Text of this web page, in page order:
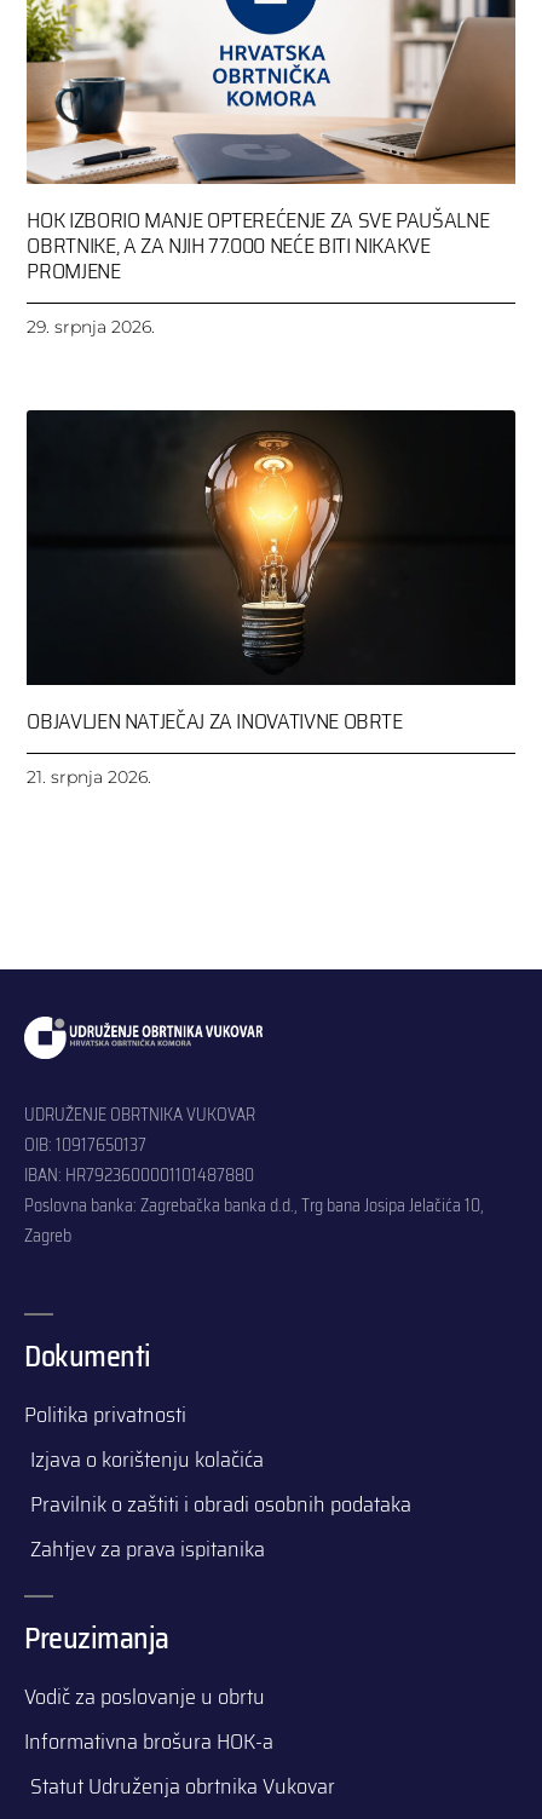
HOK IZBORIO MANJE OPTEREĆENJE ZA SVE PAUŠALNE
OBRTNIKE, A ZA NJIH 77.000 NEĆE BITI NIKAKVE
PROMJENE
29. srpnja 2026.
OBJAVLJEN NATJEČAJ ZA INOVATIVNE OBRTE
21. srpnja 2026.
UDRUŽENJE OBRTNIKA VUKOVAR
OIB: 10917650137
IBAN: HR7923600001101487880
Poslovna banka: Zagrebačka banka d.d., Trg bana Josipa Jelačića 10,
Zagreb
Dokumenti
Politika privatnosti
Izjava o korištenju kolačića
Pravilnik o zaštiti i obradi osobnih podataka
Zahtjev za prava ispitanika
Preuzimanja
Vodič za poslovanje u obrtu
Informativna brošura HOK-a
Statut Udruženja obrtnika Vukovar